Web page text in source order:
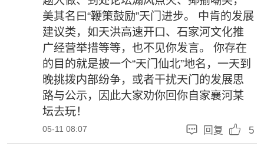
美其名曰“鞭策鼓励”天门进步。 中肯的发展
建议类，如天洪高速开口、石家河文化推
广经营举措等等，也不见你发言。 你存在
的目的就是披一个“天门仙北”地名，一天到
晚挑拨内部纷争，或者干扰天门的发展思
路与公示，因此大家劝你回你自家襄河某
坛去玩！
05-11 08:07  回复  5